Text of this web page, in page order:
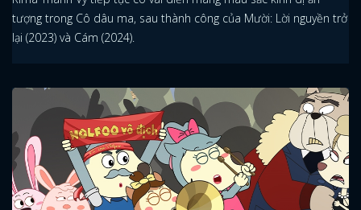
tượng trong Cô dâu ma, sau thành công của Mười: Lời nguyền trở
lại (2023) và Cám (2024).